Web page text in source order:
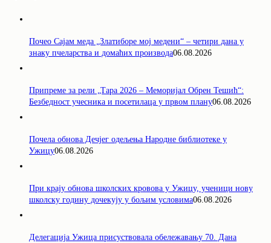
Почео Сајам меда „Златиборе мој медени“ – четири дана у
знаку пчеларства и домаћих производа06.08.2026
Припреме за рели „Тара 2026 – Меморијал Обрен Тешић“:
Безбедност учесника и посетилаца у првом плану06.08.2026
Почела обнова Дечјег одељења Народне библиотеке у
Ужицу06.08.2026
При крају обнова школских кровова у Ужицу, ученици нову
школску годину дочекују у бољим условима06.08.2026
Делегација Ужица присуствовала обележавању 70. Дана